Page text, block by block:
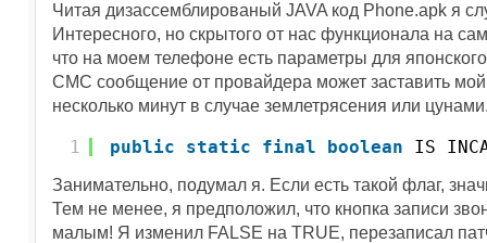
Читая дизассемблированый JAVA код Phone.apk я
Интересного, но скрытого от нас функционала на
что на моем телефоне есть параметры для
СМС сообщение от провайдера может заставить
несколько минут в случае землетрясения или
1 public static final boolean
Занимательно, подумал я. Если есть такой флаг,
Тем не менее, я предположил, что кнопка записи
малым! Я изменил FALSE на TRUE, перезаписал